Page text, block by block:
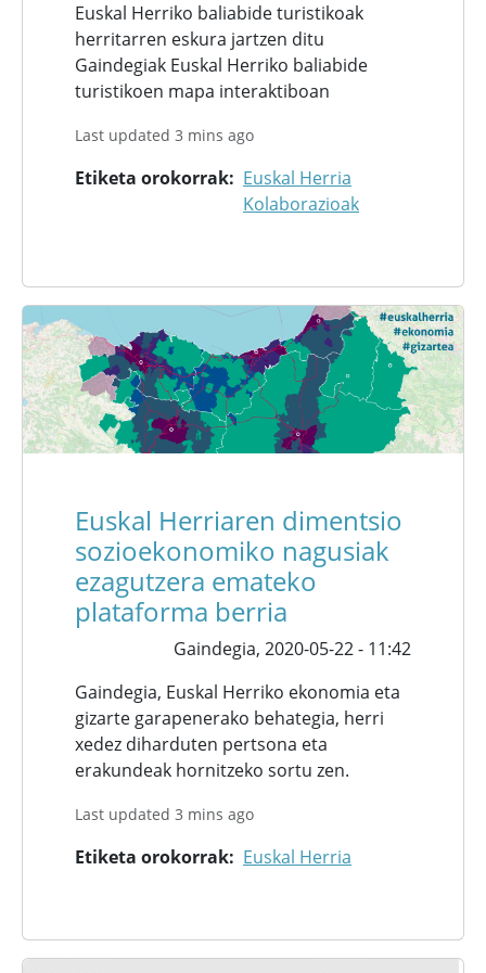
Euskal Herriko baliabide turistikoak
herritarren eskura jartzen ditu
Gaindegiak Euskal Herriko baliabide
turistikoen mapa interaktiboan
Last updated 3 mins ago
Etiketa orokorrak
Euskal Herria
Kolaborazioak
Euskal Herriaren dimentsio
sozioekonomiko nagusiak
ezagutzera emateko
plataforma berria
Gaindegia, 2020-05-22 - 11:42
Gaindegia, Euskal Herriko ekonomia eta
gizarte garapenerako behategia, herri
xedez diharduten pertsona eta
erakundeak hornitzeko sortu zen.
Last updated 3 mins ago
Etiketa orokorrak Euskal Herria